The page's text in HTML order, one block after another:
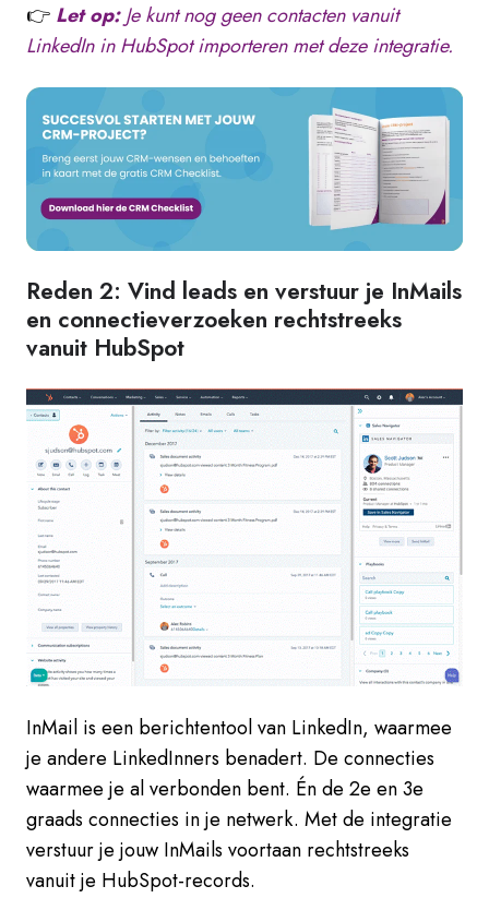
👉 Let op:Je kunt nog geen contacten vanuit
LinkedIn in HubSpot importeren met deze integratie.
Reden 2: Vind leads en verstuur je InMails
en connectieverzoeken rechtstreeks
vanuit HubSpot
InMail is een berichtentool van LinkedIn, waarmee
je andere LinkedInners benadert. De connecties
waarmee je al verbonden bent. Én de 2e en 3e
graads connecties in je netwerk. Met de integratie
verstuur je jouw InMails voortaan rechtstreeks
vanuit je HubSpot-records.